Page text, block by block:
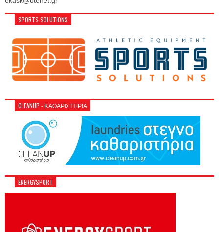
SPORTS SOLUTIONS
CLEANUP - ΚΑΘΑΡΙΣΤΉΡΙΑ
ENERGYSPORT